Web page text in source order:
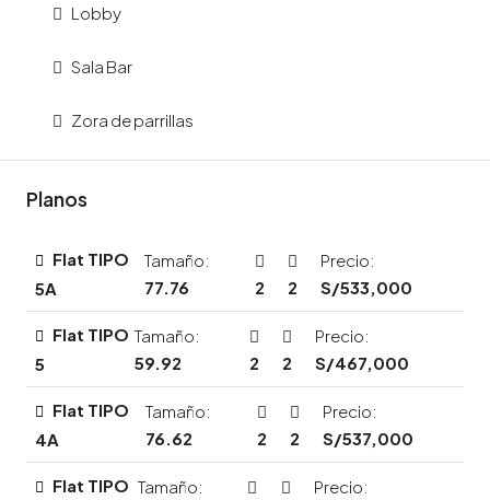
Lobby
Sala Bar
Zora de parrillas
Planos
Flat TIPO
5A
Tamaño:
77.76
2 2
Precio:
S/533,000
Flat TIPO
5
Tamaño:
59.92
2 2
Precio:
S/467,000
Flat TIPO
4A
Tamaño:
76.62
2 2
Precio:
S/537,000
Flat TIPO Tamaño: Precio: